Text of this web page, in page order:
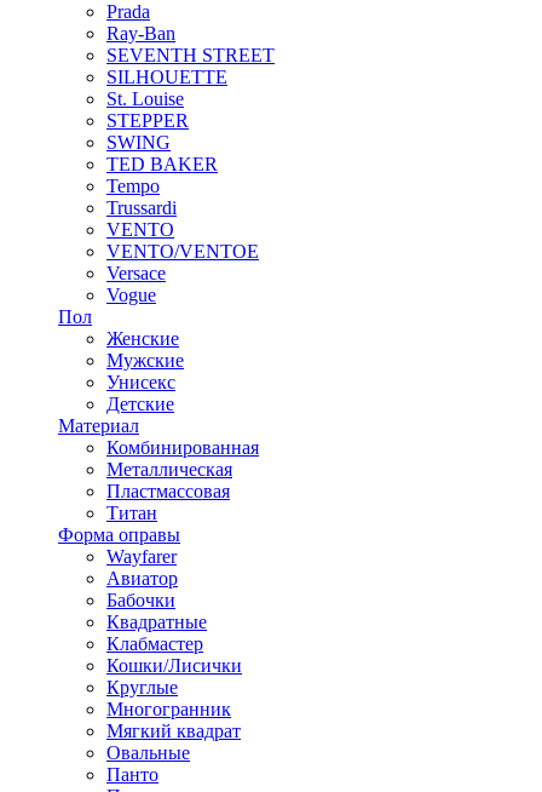
Prada
Ray-Ban
SEVENTH STREET
SILHOUETTE
St. Louise
STEPPER
SWING
TED BAKER
Tempo
Trussardi
VENTO
VENTO/VENTOE
Versace
Vogue
Пол
Женские
Мужские
Унисекс
Детские
Материал
Комбинированная
Металлическая
Пластмассовая
Титан
Форма оправы
Wayfarer
Авиатор
Бабочки
Квадратные
Клабмастер
Кошки/Лисички
Круглые
Многогранник
Мягкий квадрат
Овальные
Панто